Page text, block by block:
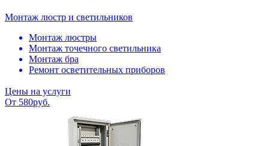
Монтаж люстр и светильников
Монтаж люстры
Монтаж точечного светильника
Монтаж бра
Ремонт осветительных приборов
Цены на услуги
От 580руб.